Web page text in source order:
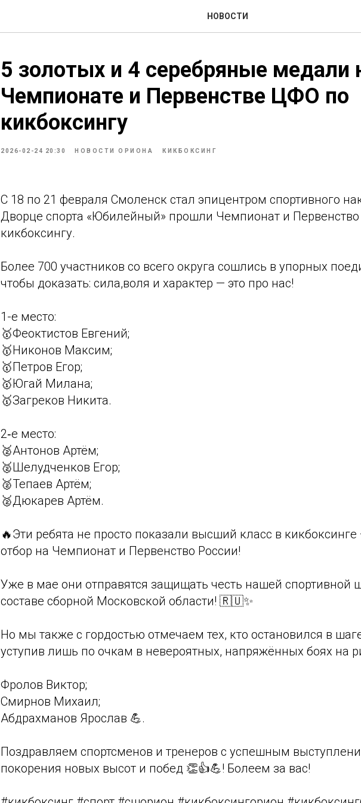
НОВОСТИ
5 золотых и 4 серебряные медали
Чемпионате и Первенстве ЦФО по
кикбоксингу
2026-02-24 20:30 НОВОСТИ ОРИОНА КИКБОКСИНГ
С 18 по 21 февраля Смоленск стал эпицентром спортивного
Дворце спорта «Юбилейный» прошли Чемпионат и
кикбоксингу.
Более 700 участников со всего округа сошлись в упорных
чтобы доказать: сила,воля и характер — это про нас!
1-е место:
🥇Феоктистов Евгений;
🥇Никонов Максим;
🥇Петров Егор;
🥇Югай Милана;
🥇Загреков Никита.
2‑е место:
🥈Антонов Артём;
🥈Шелудченков Егор;
🥈Тепаев Артём;
🥈Дюкарев Артём.
🔥Эти ребята не просто показали высший класс в
отбор на Чемпионат и Первенство России!
Уже в мае они отправятся защищать честь нашей спортивной
составе сборной Московской области! 🇷🇺✨
Но мы также с гордостью отмечаем тех, кто остановился в
уступив лишь по очкам в невероятных, напряжённых боях на
Фролов Виктор;
Смирнов Михаил;
Абдрахманов Ярослав 💪.
Поздравляем спортсменов и тренеров с успешным
покорения новых высот и побед 👏👍💪! Болеем за вас!